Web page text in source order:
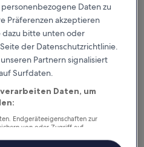
für jede
für Mitglieder
diese Daten
Morgen
7. Aug. - 8. Aug.
Daten zu
Präferenzen akzeptieren
dazu bitte unten oder
der Datenschutzrichtlinie.
Partnern signalisiert
Surfdaten.
Daten, um
Endgeräteeigenschaften zur
von oder Zugriff auf
und der Performance von Inhalten,